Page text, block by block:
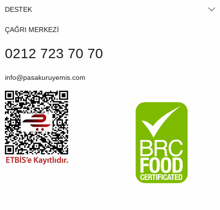
DESTEK
ÇAĞRI MERKEZİ
0212 723 70 70
info@pasakuruyemis.com